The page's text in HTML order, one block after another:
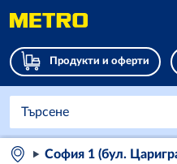
Продукти и оферти
София 1 (бул.